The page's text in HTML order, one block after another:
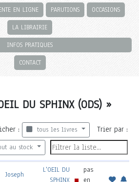
EN LIGNE PARUTIONS OCCASIONS
LA LIBRAIRIE
INFOS PRATIQUES
CONTACT
DU SPHINX (ODS) »
: tous les livres Trier par :
au stock
Joseph
L'OEIL DU
SPHINX
pas
en